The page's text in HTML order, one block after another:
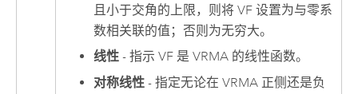
且小于交角的上限，则将 VF 设置为与零系
数相关联的值；否则为无穷大。
线性 - 指示 VF 是 VRMA 的线性函数。
对称线性 - 指定无论在 VRMA 正侧还是负